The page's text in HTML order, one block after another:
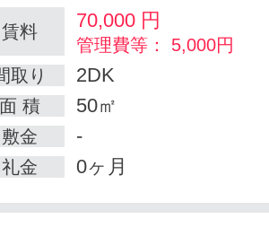
賃料 70,000 円
管理費等： 5,000円
取り
2DK
面 積 50㎡
敷金 -
礼金 0ヶ月